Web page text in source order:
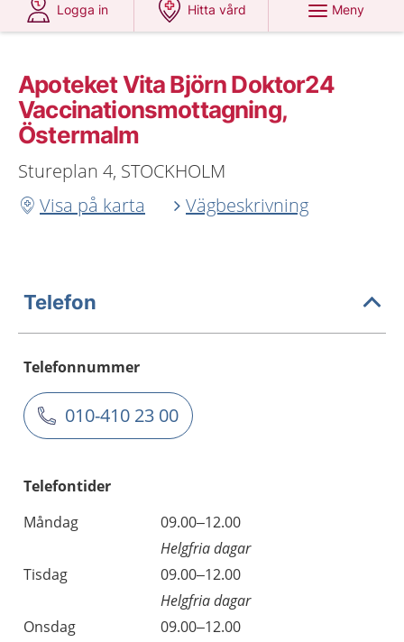
Logga in
Hitta vård
Meny
Apoteket Vita Björn Doktor24
Vaccinationsmottagning,
Östermalm
Stureplan 4, STOCKHOLM
Visa på karta
Vägbeskrivning
Telefon
Telefonnummer
010-410 23 00
Telefontider
Måndag
09.00–12.00
Helgfria dagar
Tisdag
09.00–12.00
Helgfria dagar
Onsdag
09.00–12.00